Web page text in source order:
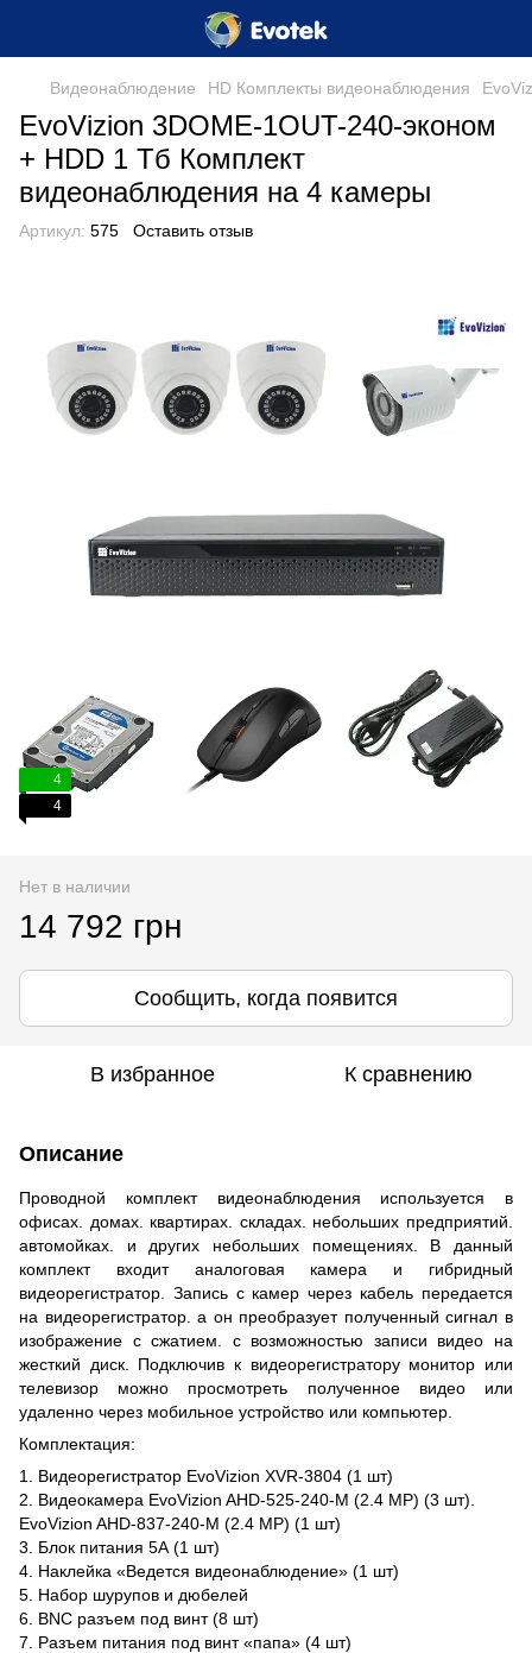
Видеонаблюдение HD Комплекты видеонаблюдения
EvoVizion 3DOME-1OUT-240-эконом
+ HDD 1 Тб Комплект
видеонаблюдения на 4 камеры
Артикул: 575 Оставить отзыв
4
4
Нет в наличии
14 792 грн
Сообщить, когда появится
В избранное К сравнению
Описание
Проводной комплект видеонаблюдения используется в
офисах. домах. квартирах. складах. небольших предприятий.
автомойках. и других небольших помещениях. В данный
комплект входит аналоговая камера и гибридный
видеорегистратор. Запись с камер через кабель передается
на видеорегистратор. а он преобразует полученный сигнал в
изображение с сжатием. с возможностью записи видео на
жесткий диск. Подключив к видеорегистратору монитор или
телевизор можно просмотреть полученное видео или
удаленно через мобильное устройство или компьютер.
Комплектация:
1. Видеорегистратор EvoVizion XVR-3804 (1 шт)
2. Видеокамера EvoVizion AHD-525-240-M (2.4 MP) (3 шт).
EvoVizion AHD-837-240-M (2.4 MP) (1 шт)
3. Блок питания 5А (1 шт)
4. Наклейка «Ведется видеонаблюдение» (1 шт)
5. Набор шурупов и дюбелей
6. BNC разъем под винт (8 шт)
7. Разъем питания под винт «папа» (4 шт)